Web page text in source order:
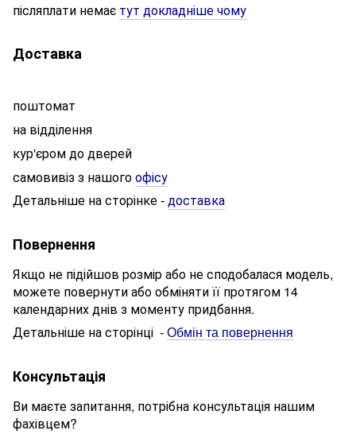
післяплати немає тут докладніше чому
Доставка
поштомат
на відділення
кур'єром до дверей
самовивіз з нашогоофісу
Детальніше на сторінке - доставка
Повернення
Якщо не підійшов розмір або не сподобалася модель,
можете повернути або обміняти її протягом 14
календарних днів з моменту придбання.
Детальніше на сторінці - Обмін та повернення
Консультація
Ви маєте запитання, потрібна консультація нашим
фахівцем?